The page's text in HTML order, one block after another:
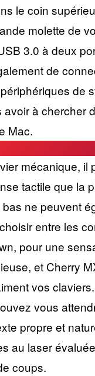
le coin
molette de
3.0 à deux
de
de
avoir à chercher
Mac.
mécanique, il
tactile que la
ne peuvent
entre les
pour une
et Cherry
vos
vous
propre et
au laser
coups.